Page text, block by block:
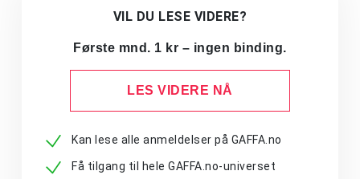
VIL DU LESE VIDERE?
Første mnd. 1 kr – ingen binding.
LES VIDERE NÅ
Kan lese alle anmeldelser på GAFFA.no
Få tilgang til hele GAFFA.no-universet